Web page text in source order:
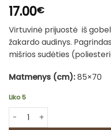
17.00€
Virtuvinė prijuostė iš
žakardo audinys.
mišrios sudėties
Matmenys (cm):85×70
Liko 5
produkto kiekis: Virtuvinė